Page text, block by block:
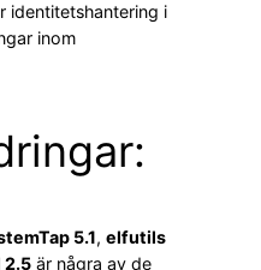
identitetshantering i
inom
5.1, elfutils
2.5 är några av de